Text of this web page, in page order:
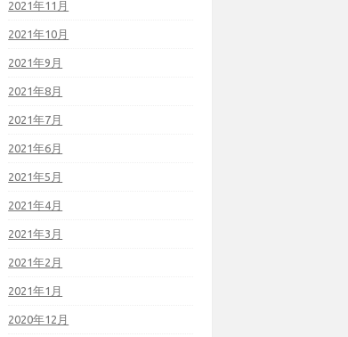
2021年11月
2021年10月
2021年9月
2021年8月
2021年7月
2021年6月
2021年5月
2021年4月
2021年3月
2021年2月
2021年1月
2020年12月